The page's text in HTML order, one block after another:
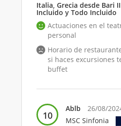
Italia, Grecia desde Bari
Incluido y Todo Incluido
Actuaciones en el
personal
Horario de
si haces excursiones
buffet
10
Ablb
26/08/
MSC Sinfonia